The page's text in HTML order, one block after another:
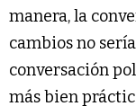
manera, la
cambios no
conversación
más bien